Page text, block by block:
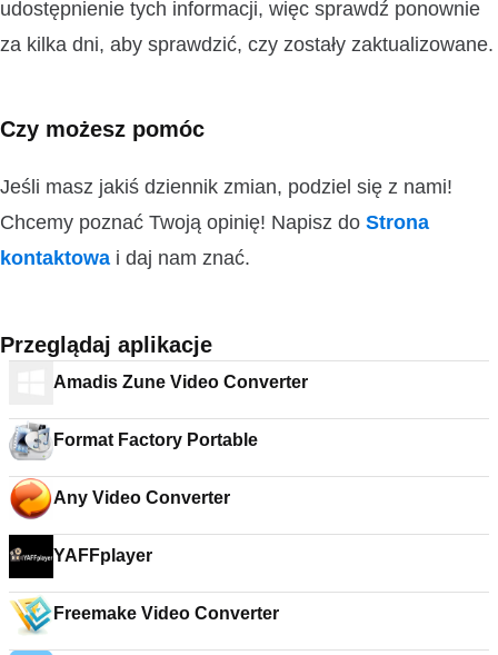
udostępnienie tych informacji, więc sprawdź ponownie
za kilka dni, aby sprawdzić, czy zostały zaktualizowane.
Czy możesz pomóc
Jeśli masz jakiś dziennik zmian, podziel się z nami!
Chcemy poznać Twoją opinię! Napisz do Strona
kontaktowa i daj nam znać.
Przeglądaj aplikacje
Amadis Zune Video Converter
Format Factory Portable
Any Video Converter
YAFFplayer
Freemake Video Converter